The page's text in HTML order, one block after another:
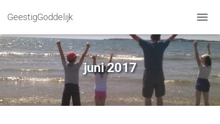
GeestigGoddelijk
juni 2017